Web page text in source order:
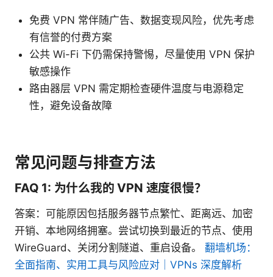
免费 VPN 常伴随广告、数据变现风险，优先考虑
有信誉的付费方案
公共 Wi-Fi 下仍需保持警惕，尽量使用 VPN 保护
敏感操作
路由器层 VPN 需定期检查硬件温度与电源稳定
性，避免设备故障
常见问题与排查方法
FAQ 1: 为什么我的 VPN 速度很慢？
答案：可能原因包括服务器节点繁忙、距离远、加密
开销、本地网络拥塞。尝试切换到最近的节点、使用
WireGuard、关闭分割隧道、重启设备。 翻墙机场：
全面指南、实用工具与风险应对｜VPNs 深度解析